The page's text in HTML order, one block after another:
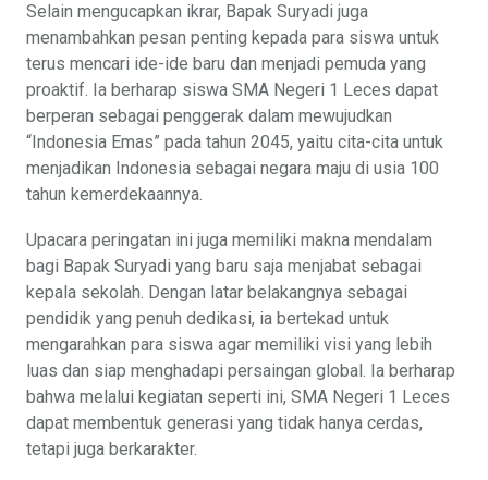
Selain mengucapkan ikrar, Bapak Suryadi juga
menambahkan pesan penting kepada para siswa untuk
terus mencari ide-ide baru dan menjadi pemuda yang
proaktif. Ia berharap siswa SMA Negeri 1 Leces dapat
berperan sebagai penggerak dalam mewujudkan
“Indonesia Emas” pada tahun 2045, yaitu cita-cita untuk
menjadikan Indonesia sebagai negara maju di usia 100
tahun kemerdekaannya.
Upacara peringatan ini juga memiliki makna mendalam
bagi Bapak Suryadi yang baru saja menjabat sebagai
kepala sekolah. Dengan latar belakangnya sebagai
pendidik yang penuh dedikasi, ia bertekad untuk
mengarahkan para siswa agar memiliki visi yang lebih
luas dan siap menghadapi persaingan global. Ia berharap
bahwa melalui kegiatan seperti ini, SMA Negeri 1 Leces
dapat membentuk generasi yang tidak hanya cerdas,
tetapi juga berkarakter.